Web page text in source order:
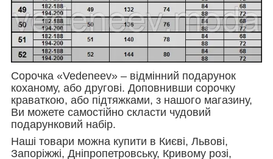
Сорочка «Vedeneev» – відмінний подарунок
коханому, або другові. Доповнивши сорочку
краваткою, або підтяжками, з нашого магазину,
Ви можете самостійно скласти чудовий
подарунковий набір.
Наші товари можна купити в Києві, Львові,
Запоріжжі, Дніпропетровську, Кривому розі,